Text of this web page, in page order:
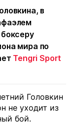
в
мира по
Tengri Sport
Головкин
не уходит из
бой.